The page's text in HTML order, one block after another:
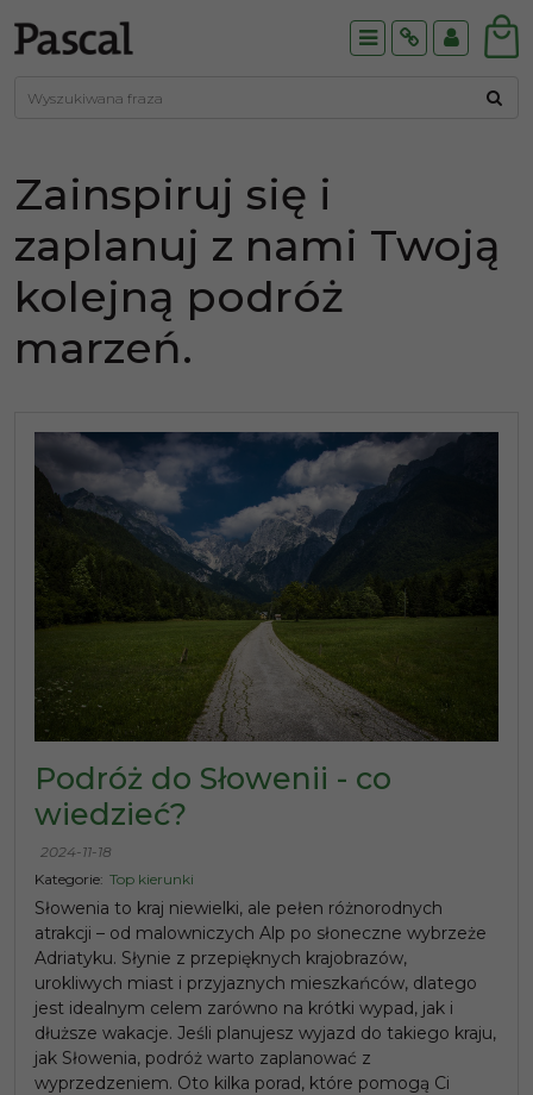
MenuInfoPanel
Zainspiruj się i
zaplanuj z nami Twoją
kolejną podróż
marzeń.
Podróż do Słowenii - co
wiedzieć?
2024-11-18
Kategorie: Top kierunki
Słowenia to kraj niewielki, ale pełen różnorodnych
atrakcji – od malowniczych Alp po słoneczne wybrzeże
Adriatyku. Słynie z przepięknych krajobrazów,
urokliwych miast i przyjaznych mieszkańców, dlatego
jest idealnym celem zarówno na krótki wypad, jak i
dłuższe wakacje. Jeśli planujesz wyjazd do takiego kraju,
jak Słowenia, podróż warto zaplanować z
wyprzedzeniem. Oto kilka porad, które pomogą Ci